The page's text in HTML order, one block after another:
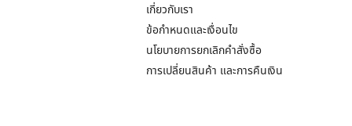
เกี่ยวกับเรา
ข้อกำหนดและเงื่อนไข
นโยบายการยกเลิกคำสั่งซื้อ
การเปลี่ยนสินค้า และการคืนเงิน